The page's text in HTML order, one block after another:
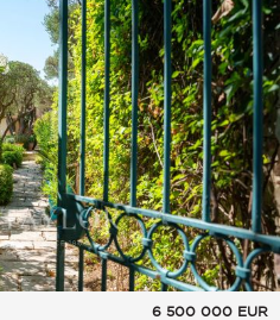
6 500 000 EUR